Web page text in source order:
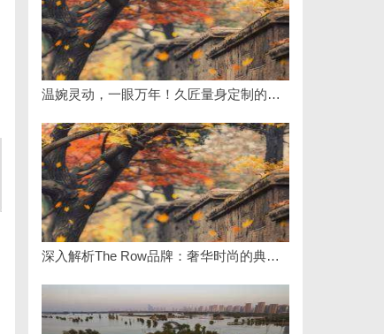
温婉灵动，一眼万年！久匠量身定制的眉眼唇，才是你整张脸的点睛之笔！淡颜系女生的气质加分项
深入解析The Row品牌：奢华时尚的典范与设计哲学